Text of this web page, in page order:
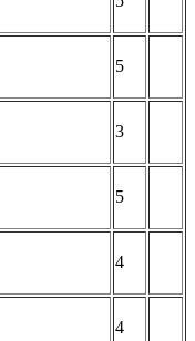
5
3
5
4
4